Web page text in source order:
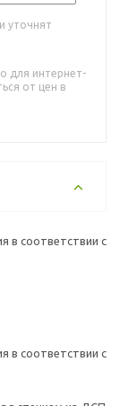
уточнят
для интернет-
от цен в
в соответствии с
в соответствии с